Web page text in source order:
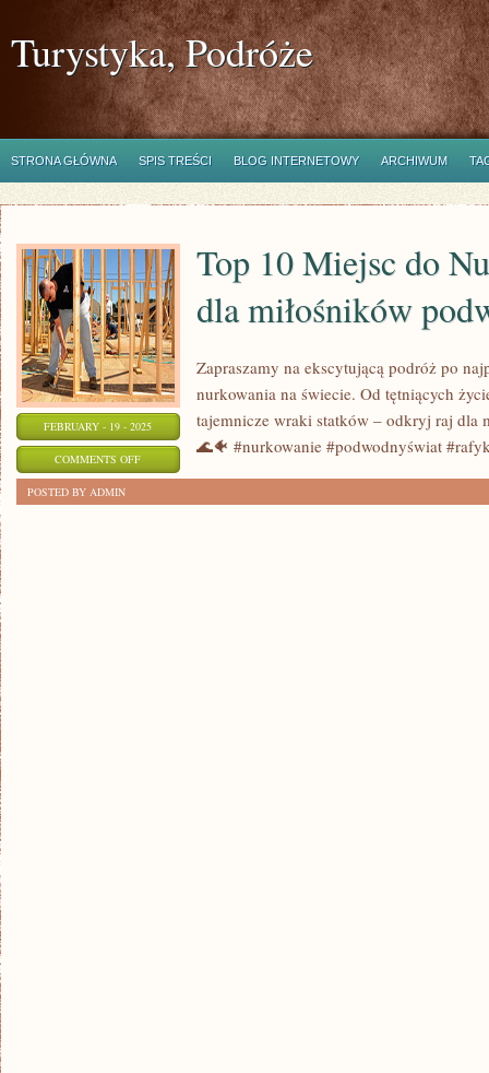
Turystyka, Podróże
STRONA GŁÓWNA SPIS TREŚCI BLOG INTERNETOWY ARCHIWUM
FEBRUARY - 19 - 2025
COMMENTS OFFON
Top 10 Miejsc do
dla miłośników
Zapraszamy na ekscytującą podróż po
nurkowania na świecie. Od tętniących
tajemnicze wraki statków – odkryj raj dla
🌊🐠 #nurkowanie #podwodnyświat
POSTED BY ADMIN